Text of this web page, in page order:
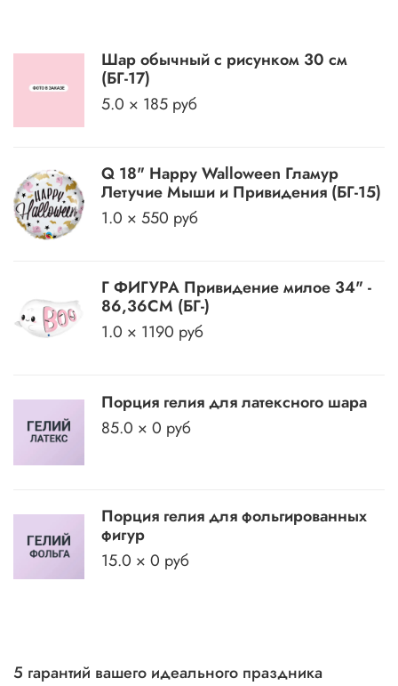
Шар обычный с рисунком 30 см
(БГ-17)
5.0 × 185 руб
Q 18" Happy Walloween Гламур
Летучие Мыши и Привидения (БГ-15)
1.0 × 550 руб
Г ФИГУРА Привидение милое 34" -
86,36CM (БГ-)
1.0 × 1190 руб
Порция гелия для латексного шара
85.0 × 0 руб
Порция гелия для фольгированных
фигур
15.0 × 0 руб
5 гарантий вашего идеального праздника